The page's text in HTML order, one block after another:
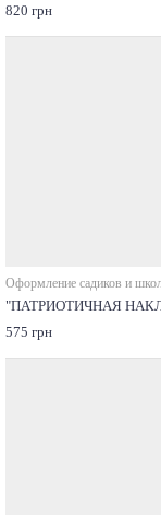
820 грн
Оформление садиков и
"ПАТРИОТИЧНАЯ
575 грн